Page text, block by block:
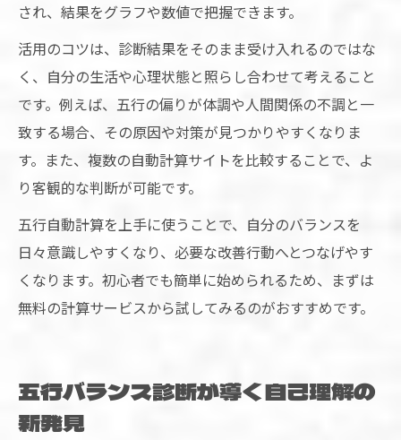
され、結果をグラフや数値で把握できます。
活用のコツは、診断結果をそのまま受け入れるのではな
く、自分の生活や心理状態と照らし合わせて考えること
です。例えば、五行の偏りが体調や人間関係の不調と一
致する場合、その原因や対策が見つかりやすくなりま
す。また、複数の自動計算サイトを比較することで、よ
り客観的な判断が可能です。
五行自動計算を上手に使うことで、自分のバランスを
日々意識しやすくなり、必要な改善行動へとつなげやす
くなります。初心者でも簡単に始められるため、まずは
無料の計算サービスから試してみるのがおすすめです。
五行バランス診断が導く自己理解の
新発見